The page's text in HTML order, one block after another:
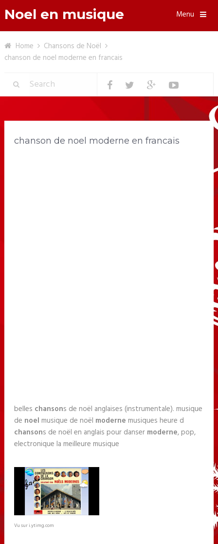
Noel en musique Menu
Home
Chansons de Noël
chanson de noel moderne en francais
chanson de noel moderne en francais
belles chansons de noël anglaises (instrumentale). musique
de noel musique de noël moderne musiques heure d
chansons de noël en anglais pour danser moderne, pop,
electronique la meilleure musique
Vu sur i.ytimg.com